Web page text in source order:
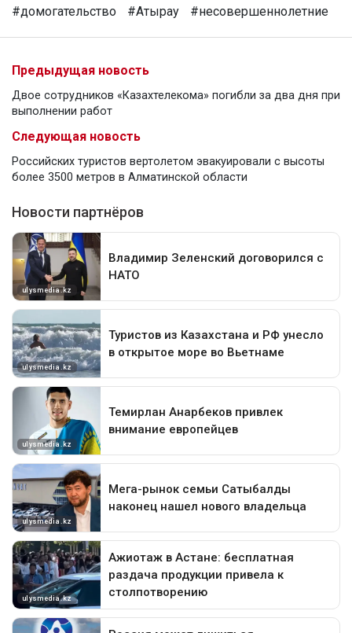
#домогательство #Атырау #несовершеннолетние
Предыдущая новость
Двое сотрудников «Казахтелекома» погибли за два дня при
выполнении работ
Следующая новость
Российских туристов вертолетом эвакуировали с высоты
более 3500 метров в Алматинской области